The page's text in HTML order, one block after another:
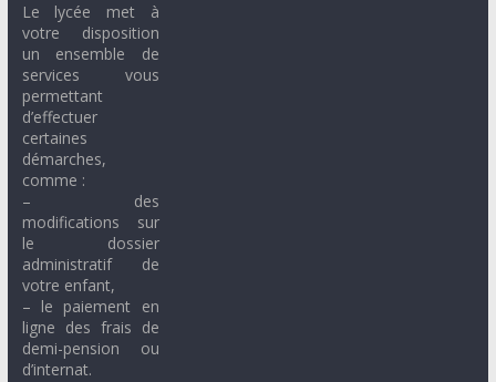
Le lycée met à
votre disposition
un ensemble de
services vous
permettant
d’effectuer
certaines
démarches,
comme :
– des
modifications sur
le dossier
administratif de
votre enfant,
– le paiement en
ligne des frais de
demi-pension ou
d’internat.